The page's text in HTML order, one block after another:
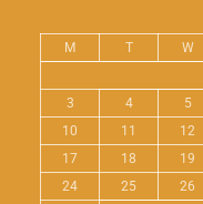
M T W
3
4 5
10
11 12
17
18 19
24
25 26